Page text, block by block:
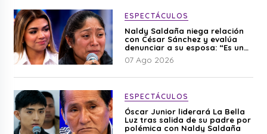
ESPECTÁCULOS
Naldy Saldaña niega relación
con César Sánchez y evalúa
denunciar a su esposa: “Es una
difamación”
07 Ago 2026
ESPECTÁCULOS
Óscar Junior liderará La Bella
Luz tras salida de su padre por
polémica con Naldy Saldaña